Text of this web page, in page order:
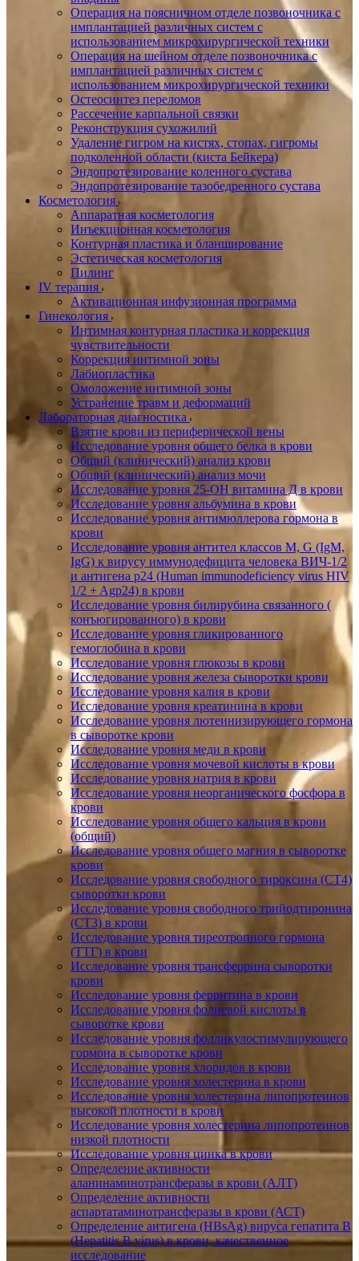
Операция на поясничном отделе позвоночника с
имплантацией различных систем с
использованием микрохирургической техники
Операция на шейном отделе позвоночника с
имплантацией различных систем с
использованием микрохирургической техники
Остеосинтез переломов
Рассечение карпальной связки
Реконструкция сухожилий
Удаление гигром на кистях, стопах, гигромы
подколенной области (киста Бейкера)
Эндопротезирование коленного сустава
Эндопротезирование тазобедренного сустава
Косметология
Аппаратная косметология
Инъекционная косметология
Контурная пластика и бланширование
Эстетическая косметология
Пилинг
IV терапия
Активационная инфузионная программа
Гинекология
Интимная контурная пластика и коррекция
чувствительности
Коррекция интимной зоны
Лабиопластика
Омоложение интимной зоны
Устранение травм и деформаций
Лабораторная диагностика
Взятие крови из периферической вены
Исследование уровня общего белка в крови
Общий (клинический) анализ крови
Общий (клинический) анализ мочи
Исследование уровня 25-OH витамина Д в крови
Исследование уровня альбумина в крови
Исследование уровня антимюллерова гормона в
крови
Исследование уровня антител классов M, G (IgM,
IgG) к вирусу иммунодефицита человека ВИЧ-1/2
и антигена p24 (Human immunodeficiency virus HIV
1/2 + Agp24) в крови
Исследование уровня билирубина связанного (
конъюгированного) в крови
Исследование уровня гликированного
гемоглобина в крови
Исследование уровня глюкозы в крови
Исследование уровня железа сыворотки крови
Исследование уровня калия в крови
Исследование уровня креатинина в крови
Исследование уровня лютеинизирующего гормона
в сыворотке крови
Исследование уровня меди в крови
Исследование уровня мочевой кислоты в крови
Исследование уровня натрия в крови
Исследование уровня неорганического фосфора в
крови
Исследование уровня общего кальция в крови
(общий)
Исследование уровня общего магния в сыворотке
крови
Исследование уровня свободного тироксина (СТ4)
сыворотки крови
Исследование уровня свободного трийодтиронина
(СТ3) в крови
Исследование уровня тиреотропного гормона
(ТТГ) в крови
Исследование уровня трансферрина сыворотки
крови
Исследование уровня ферритина в крови
Исследование уровня фолиевой кислоты в
сыворотке крови
Исследование уровня фолликулостимулирующего
гормона в сыворотке крови
Исследование уровня хлоридов в крови
Исследование уровня холестерина в крови
Исследование уровня холестерина липопротеинов
высокой плотности в крови
Исследование уровня холестерина липопротеинов
низкой плотности
Исследование уровня цинка в крови
Определение активности
аланинаминотрансферазы в крови (АЛТ)
Определение активности
аспартатаминотрансферазы в крови (АСТ)
Определение антигена (HBsAg) вируса гепатита B
(Hepatitis B virus) в крови, качественное
исследование